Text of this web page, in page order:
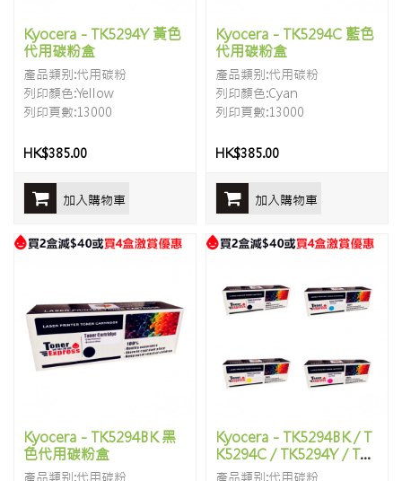
Kyocera - TK5294Y 黃色
代用碳粉盒
產品類别:代用碳粉
列印顏色:Yellow
列印頁數:13000
HK$385.00
加入購物車
Kyocera - TK5294C 藍色
代用碳粉盒
產品類别:代用碳粉
列印顏色:Cyan
列印頁數:13000
HK$385.00
加入購物車
Kyocera - TK5294BK 黑
色代用碳粉盒
產品類别:代用碳粉
Kyocera - TK5294BK / T
K5294C / TK5294Y / TK5
294M (一套四色代用碳粉
產品類别:代用碳粉